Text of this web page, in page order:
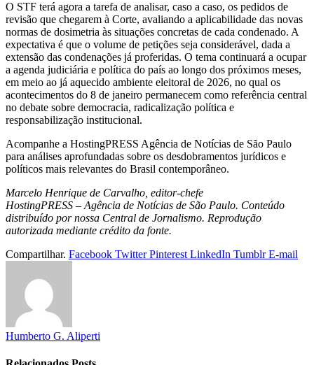
O STF terá agora a tarefa de analisar, caso a caso, os pedidos de
revisão que chegarem à Corte, avaliando a aplicabilidade das novas
normas de dosimetria às situações concretas de cada condenado. A
expectativa é que o volume de petições seja considerável, dada a
extensão das condenações já proferidas. O tema continuará a ocupar
a agenda judiciária e política do país ao longo dos próximos meses,
em meio ao já aquecido ambiente eleitoral de 2026, no qual os
acontecimentos do 8 de janeiro permanecem como referência central
no debate sobre democracia, radicalização política e
responsabilização institucional.
Acompanhe a HostingPRESS Agência de Notícias de São Paulo
para análises aprofundadas sobre os desdobramentos jurídicos e
políticos mais relevantes do Brasil contemporâneo.
Marcelo Henrique de Carvalho, editor-chefe
HostingPRESS – Agência de Notícias de São Paulo. Conteúdo
distribuído por nossa Central de Jornalismo. Reprodução
autorizada mediante crédito da fonte.
Compartilhar. Facebook Twitter Pinterest LinkedIn Tumblr E-mail
Humberto G. Aliperti